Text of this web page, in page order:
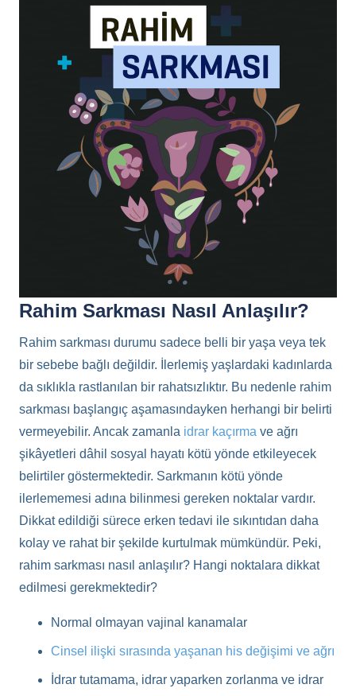
Rahim Sarkması Nasıl Anlaşılır?
Rahim sarkması durumu sadece belli bir yaşa veya tek
bir sebebe bağlı değildir. İlerlemiş yaşlardaki kadınlarda
da sıklıkla rastlanılan bir rahatsızlıktır. Bu nedenle rahim
sarkması başlangıç aşamasındayken herhangi bir belirti
vermeyebilir. Ancak zamanla idrar kaçırma ve ağrı
şikâyetleri dâhil sosyal hayatı kötü yönde etkileyecek
belirtiler göstermektedir. Sarkmanın kötü yönde
ilerlememesi adına bilinmesi gereken noktalar vardır.
Dikkat edildiği sürece erken tedavi ile sıkıntıdan daha
kolay ve rahat bir şekilde kurtulmak mümkündür. Peki,
rahim sarkması nasıl anlaşılır? Hangi noktalara dikkat
edilmesi gerekmektedir?
Normal olmayan vajinal kanamalar
Cinsel ilişki sırasında yaşanan his değişimi ve ağrı
İdrar tutamama, idrar yaparken zorlanma ve idrar